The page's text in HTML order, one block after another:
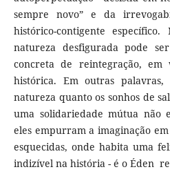
sempre novo” e da
histórico-contigente
natureza desfigurada pode
concreta de reintegração, em
histórica. Em outras
natureza quanto os sonhos de
uma solidariedade mútua não
eles empurram a imaginação
esquecidas, onde habita uma
indizível na história - é o Éden